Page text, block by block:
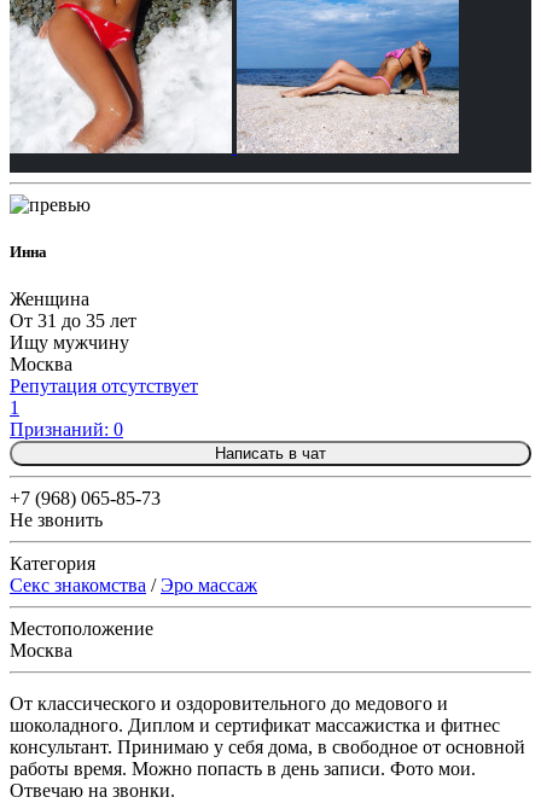
Инна
Женщина
От 31 до 35 лет
Ищу мужчину
Москва
Репутация отсутствует
1
Признаний: 0
Написать в чат
+7 (968) 065-85-73
Не звонить
Категория
Секс знакомства /Эро массаж
Местоположение
Москва
От классического и оздоровительного до медового и
шоколадного. Диплом и сертификат массажистка и фитнес
консультант. Принимаю у себя дома, в свободное от основной
работы время. Можно попасть в день записи. Фото мои.
Отвечаю на звонки.